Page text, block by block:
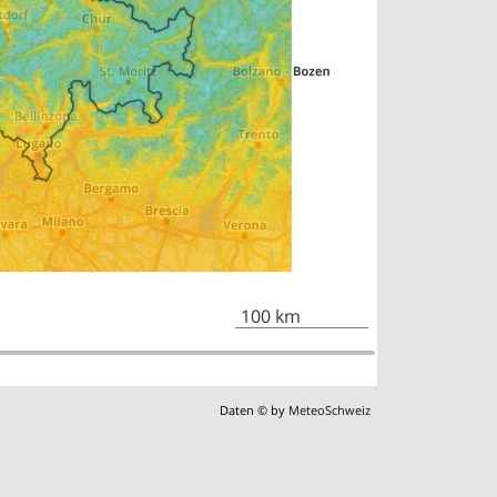
100 km
Daten © by MeteoSchweiz